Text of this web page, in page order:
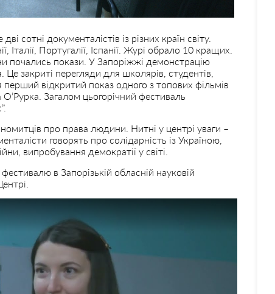
сотні документалістів із різних країн світу.
Італії, Португалії, Іспанії. Журі обрало 10 кращих.
почались покази. У Запоріжжі демонстрацію
закриті перегляди для школярів, студентів,
перший відкритий показ одного з топових фільмів
Загалом цьогорічний фестиваль
про права людини. Нитні у центрі уваги –
говорять про солідарність із Україною,
випробування демократії у світі.
в Запорізькій обласній науковій